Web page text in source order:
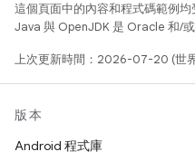
這個頁面中的內容和程式碼範例均
Java 與 OpenJDK 是 Oracle 和/
上次更新時間：2026-07-20 (世界
版本
Android 程式庫